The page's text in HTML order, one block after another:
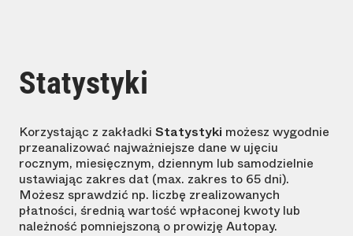
Statystyki
Korzystając z zakładki Statystyki możesz wygodnie
przeanalizować najważniejsze dane w ujęciu
rocznym, miesięcznym, dziennym lub samodzielnie
ustawiając zakres dat (max. zakres to 65 dni).
Możesz sprawdzić np. liczbę zrealizowanych
płatności, średnią wartość wpłaconej kwoty lub
należność pomniejszoną o prowizję Autopay.